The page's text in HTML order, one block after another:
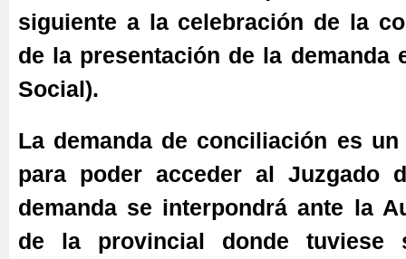
siguiente a la celebración de la
de la presentación de la demanda
Social).
La demanda de conciliación es
para poder acceder al Juzgado
demanda se interpondrá ante la
de la provincial donde tuviese